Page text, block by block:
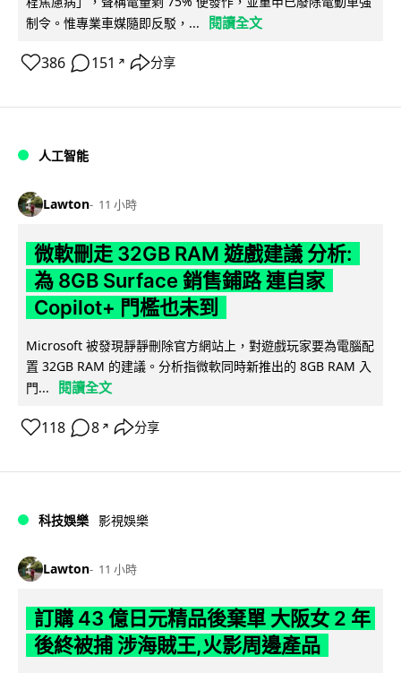
制令。惟專業車媒隨即反駁，...
閱讀全文
386 151 ↗ 分享
人工智能
Lawton 11 小時
微軟刪走 32GB RAM 遊戲建議 分析:
為 8GB Surface 銷售鋪路 連自家
Copilot+ 門檻也未到
Microsoft 被發現靜靜刪除官方網站上，對遊戲玩家要為電腦配
置 32GB RAM 的建議。分析指微軟同時新推出的 8GB RAM 入
門...
閱讀全文
118 8 ↗ 分享
科技娛樂 影視娛樂
Lawton 11 小時
訂購 43 億日元精品後棄單 大阪女 2 年
後終被捕 涉海賊王,火影周邊產品